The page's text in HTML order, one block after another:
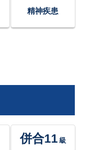
精神疾患
併合11 級